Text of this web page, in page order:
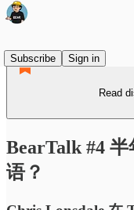
Subscribe
Sign in
Read
BearTalk #4
语？